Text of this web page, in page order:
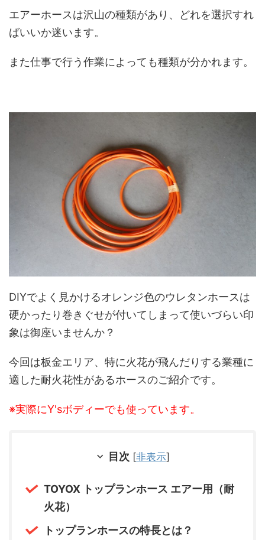
エアーホースは沢山の種類があり、どれを選択すれ
ばいいか迷います。
また仕事で行う作業によっても種類が分かれます。
DIYでよく見かけるオレンジ色のウレタンホースは
硬かったり巻きぐせが付いてしまって使いづらい印
象は御座いませんか？
今回は板金エリア、特に火花が飛んだりする業種に
適した耐火花性があるホースのご紹介です。
※実際にY'sボディーでも使っています。
目次 [非表示]
TOYOX トップランホース エアー用（耐
火花）
トップランホースの特長とは？